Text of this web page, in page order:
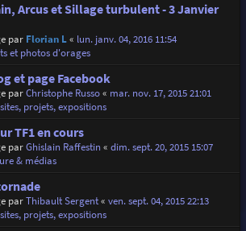
Arcus et Sillage turbulent - 3 Janvier
par Florian L« lun. janv. 04, 2016 11:54
et photos d'orages
et page Facebook
parChristophe Russo« mar. nov. 17, 2015 21:01
projets, expositions
TF1 en cours
parGhislain Raffestin« dim. sept. 20, 2015 15:07
& médias
parThibault Sergent« ven. sept. 04, 2015 22:13
projets, expositions